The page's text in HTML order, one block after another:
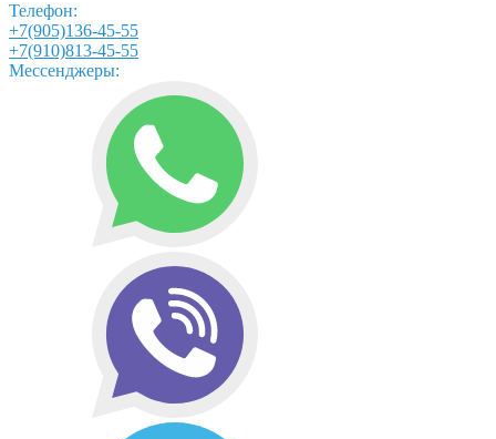
Телефон:
+7(905)136-45-55
+7(910)813-45-55
Мессенджеры: